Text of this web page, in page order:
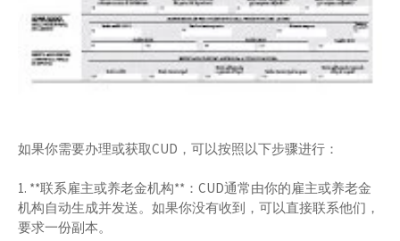
如果你需要办理或获取CUD，可以按照以下步骤进行：
1. **联系雇主或养老金机构**：CUD通常由你的雇主或养老金
机构自动生成并发送。如果你没有收到，可以直接联系他们，
要求一份副本。